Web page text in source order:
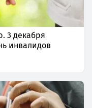
3 декабря
инвалидов